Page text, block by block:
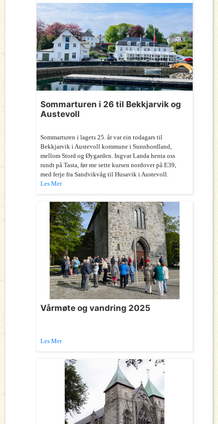
Sommarturen i 26 til Bekkjarvik og
Austevoll
Sommarturen i lagets 25. år var ein todagars til
Bekkjarvik i Austevoll kommune i Sunnhordland,
mellom Stord og Øygarden. Ingvar Landa henta oss
rundt på Tasta, før me sette kursen nordover på E39,
med ferje fra Sandvikvåg til Husavik i Austevoll.
Les Mer
Vårmøte og vandring 2025
Les Mer